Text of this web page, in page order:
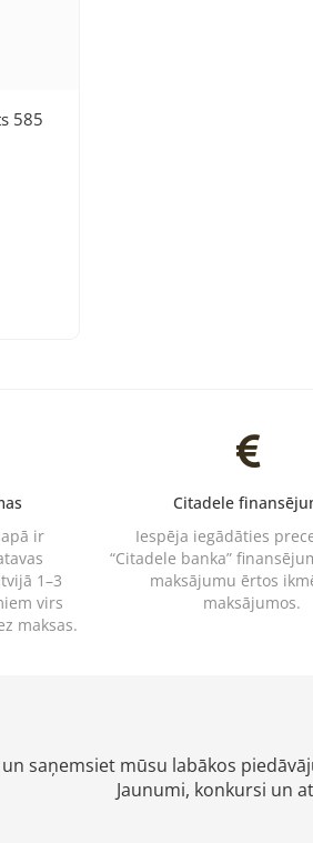
585
ir
1–3
virs
maksas.
Citadele
Iespēja iegādāties
“Citadele banka”
maksājumu ērtos
maksājumos.
saņemsiet mūsu labākos
Jaunumi, konkursi un